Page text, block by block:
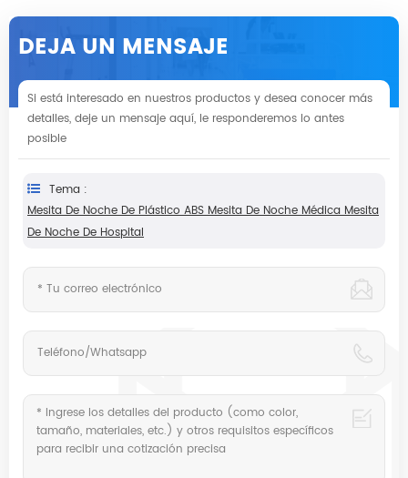
DEJA UN MENSAJE
Si está interesado en nuestros productos y desea conocer más
detalles, deje un mensaje aquí, le responderemos lo antes
posible
Tema :
Mesita De Noche De Plástico ABS Mesita De Noche Médica Mesita
De Noche De Hospital